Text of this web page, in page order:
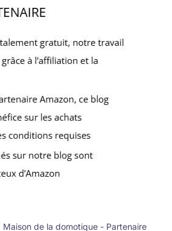
de la domotique - Partenaire